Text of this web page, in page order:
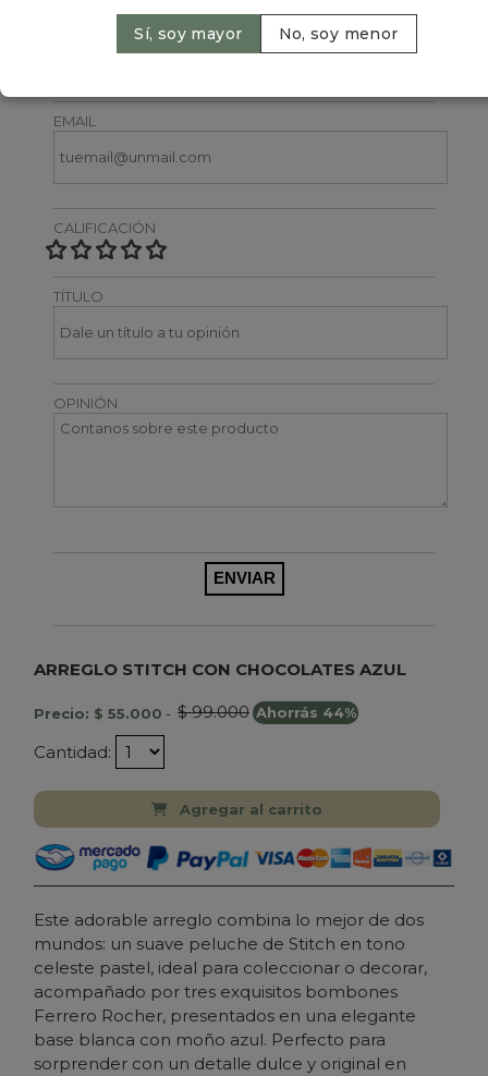
NOMBRE
EMAIL
CALIFICACIÓN
TÍTULO
OPINIÓN
ARREGLO STITCH CON CHOCOLATES AZUL
Precio: $ 55.000 - $ 99.000 Ahorrás 44%
Cantidad:
Agregar al carrito
Este adorable arreglo combina lo mejor de dos
mundos: un suave peluche de Stitch en tono
celeste pastel, ideal para coleccionar o decorar,
acompañado por tres exquisitos bombones
Ferrero Rocher, presentados en una elegante
base blanca con moño azul. Perfecto para
sorprender con un detalle dulce y original en